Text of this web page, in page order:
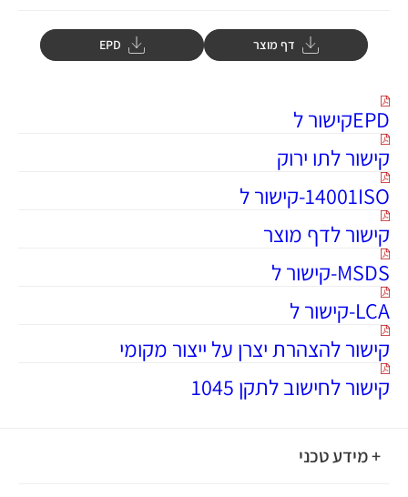
EPDקישור ל
קישור לתו ירוק
14001ISO-קישור ל
קישור לדף מוצר
MSDS-קישור ל
LCA-קישור ל
קישור להצהרת יצרן על ייצור מקומי
קישור לחישוב לתקן 1045
דף מוצר EPD
+ מידע טכני